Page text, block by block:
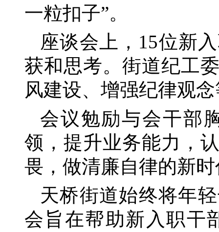
一粒扣子”。
座谈会上， 15位新
获和思考。街道纪工
风建设、增强纪律观
会议勉励与会干部
领，提升业务能力，
畏，做清廉自律的新
天桥街道始终将年
会旨在帮助新入职干